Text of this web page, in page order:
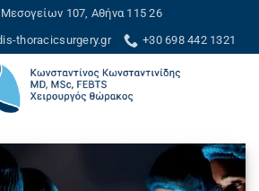
107, Αθήνα 115 26
thoracicsurgery.gr
+30 698 442 1321